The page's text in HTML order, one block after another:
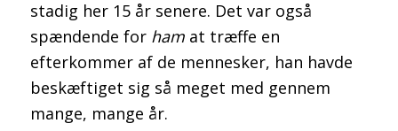
stadig her 15 år senere. Det var også
spændende for hamat træffe en
efterkommer af de mennesker, han havde
beskæftiget sig så meget med gennem
mange, mange år.